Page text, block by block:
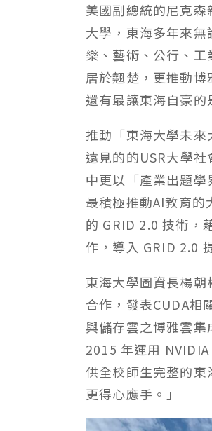
美國副總統的尼克
大學，東海多年來
樂、藝術、公行、
居於翹楚，更推動博
還有最讓東海自豪
推動「東海大學未來
遠見的的USR大學
中更以「產業出題
最積極推動AI教育
的 GRID 2.0 技術，
作，導入 GRID 2.0
東海大學圖資長楊
合作，發表CUDA相
與儲存雲之博雅雲
2015 年運用
供全校師生完整的
更得心應手。」